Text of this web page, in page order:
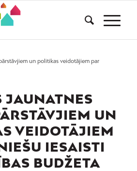
un politikas veidotājiem par
JAUNATNES
UN
VEIDOTĀJIEM
IESAISTI
BUDŽETA